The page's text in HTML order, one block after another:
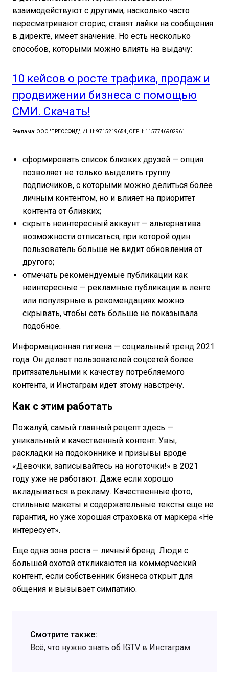
взаимодействуют с другими, насколько часто
пересматривают сторис, ставят лайки на сообщения
в директе, имеет значение. Но есть несколько
способов, которыми можно влиять на выдачу:
10 кейсов о росте трафика, продаж и
продвижении бизнеса с помощью
СМИ. Скачать!
Реклама: ООО "ПРЕССФИД", ИНН: 9715219654, ОГРН: 1157746902961
сформировать список близких друзей — опция
позволяет не только выделить группу
подписчиков, с которыми можно делиться более
личным контентом, но и влияет на приоритет
контента от близких;
скрыть неинтересный аккаунт — альтернатива
возможности отписаться, при которой один
пользователь больше не видит обновления от
другого;
отмечать рекомендуемые публикации как
неинтересные — рекламные публикации в ленте
или популярные в рекомендациях можно
скрывать, чтобы сеть больше не показывала
подобное.
Информационная гигиена — социальный тренд 2021
года. Он делает пользователей соцсетей более
притязательными к качеству потребляемого
контента, и Инстаграм идет этому навстречу.
Как с этим работать
Пожалуй, самый главный рецепт здесь —
уникальный и качественный контент. Увы,
раскладки на подоконнике и призывы вроде
«Девочки, записывайтесь на ноготочки!» в 2021
году уже не работают. Даже если хорошо
вкладываться в рекламу. Качественные фото,
стильные макеты и содержательные тексты еще не
гарантия, но уже хорошая страховка от маркера «Не
интересует».
Еще одна зона роста — личный бренд. Люди с
большей охотой откликаются на коммерческий
контент, если собственник бизнеса открыт для
общения и вызывает симпатию.
Смотрите также:
Всё, что нужно знать об IGTV в Инстаграм